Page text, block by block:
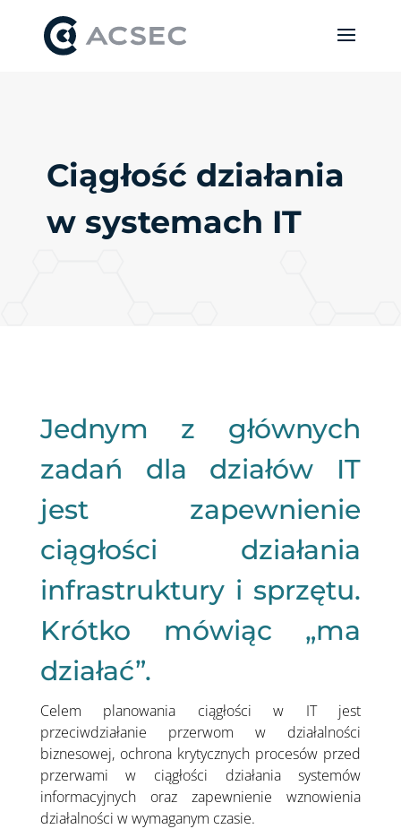
Ciągłość działania
w systemach IT
Jednym z głównych
zadań dla działów IT
jest zapewnienie
ciągłości działania
infrastruktury i sprzętu.
Krótko mówiąc „ma
działać”.
Celem planowania ciągłości w IT jest
przeciwdziałanie przerwom w działalności
biznesowej, ochrona krytycznych procesów przed
przerwami w ciągłości działania systemów
informacyjnych oraz zapewnienie wznowienia
działalności w wymaganym czasie.